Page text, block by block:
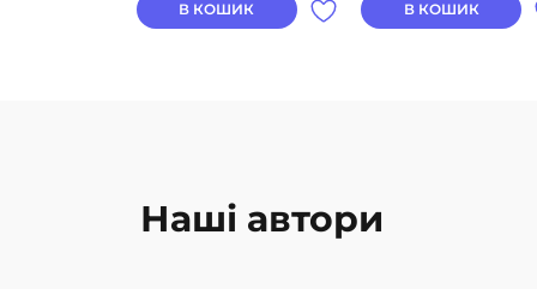
В КОШИК В КОШИК
Наші автори